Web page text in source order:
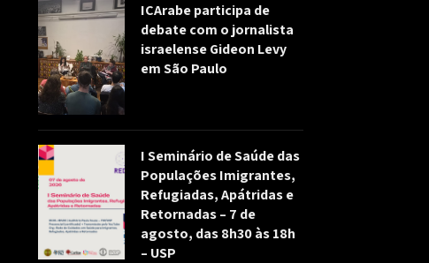
ICArabe participa de
debate com o jornalista
israelense Gideon Levy
em São Paulo
I Seminário de Saúde das
Populações Imigrantes,
Refugiadas, Apátridas e
Retornadas – 7 de
agosto, das 8h30 às 18h
– USP